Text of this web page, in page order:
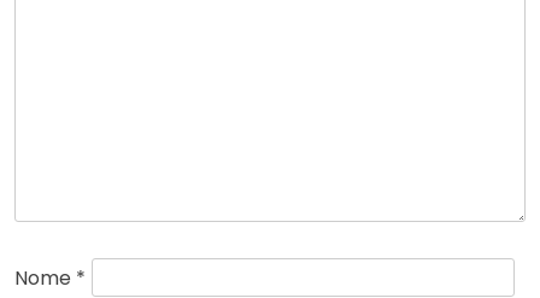
Nome *